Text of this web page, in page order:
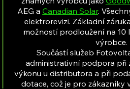
AEG a Canadian Solar.
elektrorevizi. Základní
možností prodloužení na
výrobce.
Součástí služeb
administrativní podpora při
výkonu u distributora a při
dotace, což je pro zákazníky